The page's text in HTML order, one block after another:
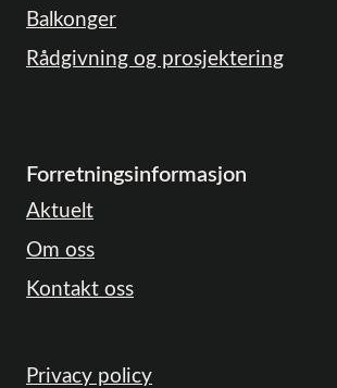
Balkonger
Rådgivning og prosjektering
Forretningsinformasjon
Aktuelt
Om oss
Kontakt oss
Privacy policy